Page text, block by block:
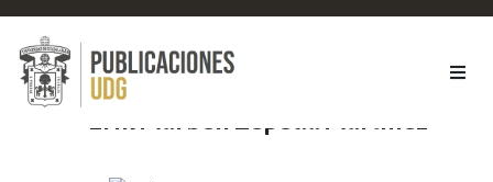
Erik Marbén Zepeda Martínez